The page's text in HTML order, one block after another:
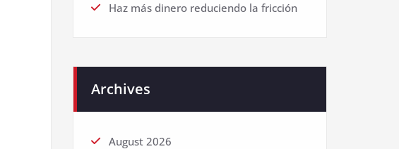
Haz más dinero reduciendo la fricción
Archives
August 2026